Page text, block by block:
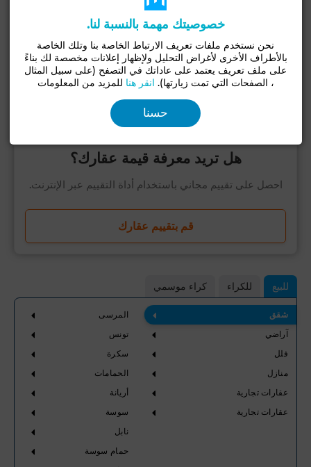
أنشر إعلانك
هل تريد معرفة قيمة عقارك؟
احصل على تقييم مجاني باستخدام أداة التقييم عبر الإنترنت.
قم بتقييم عقارك
للبيع للكراء كراء موسمي
شقق
آراضي
فلل
منازل
عقارات تجارية
عقارات تجارية
المرسى
تونس
سكرة
الحمامات
أريانة
سوسة
نابل
حمام سوسة
خصوصيتك مهمة بالنسبة لنا.
نحن نستخدم ملفات تعريف الارتباط الخاصة بنا وتلك الخاصة
بالأطراف الأخرى لأغراض التحليل ولإظهار إعلانات مخصصة لك بناءً
على ملف تعريف يعتمد على عاداتك في التصفح (على سبيل المثال
، الصفحات التي تمت زيارتها). انقر هنا للمزيد من المعلومات
حسنا